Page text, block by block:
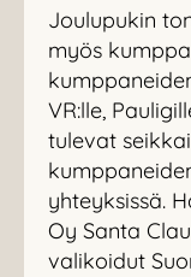
Joulupukin
myös
VR:lle,
tulevat
yhteyksissä.
Oy Santa
valikoidut